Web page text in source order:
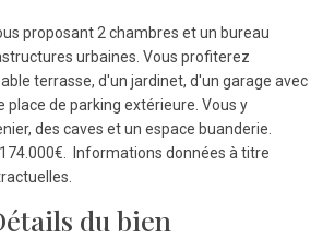
proposant 2 chambres et un bureau
urbaines. Vous profiterez
terrasse, d'un jardinet, d'un garage avec
place de parking extérieure. Vous y
des caves et un espace buanderie.
Informations données à titre
du bien